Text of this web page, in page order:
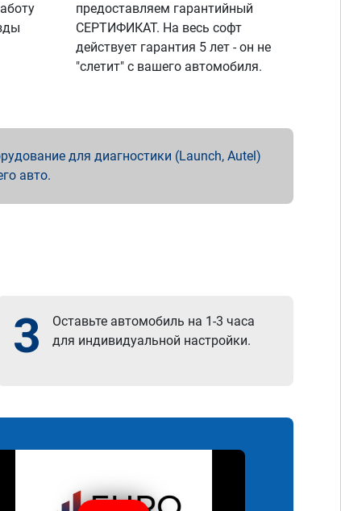
предоставляем гарантийный
СЕРТИФИКАТ. На весь софт
действует гарантия 5 лет - он не
"слетит" с вашего автомобиля.
для диагностики (Launch, Autel)
авто.
3
Оставьте автомобиль на 1-3 часа
для индивидуальной настройки.